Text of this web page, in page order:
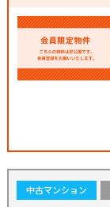
中古マンション